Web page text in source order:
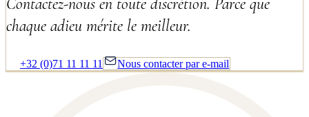
chaque adieu mérite le meilleur.
+32 (0)71 11 11 11 Nous contacter par e-mail